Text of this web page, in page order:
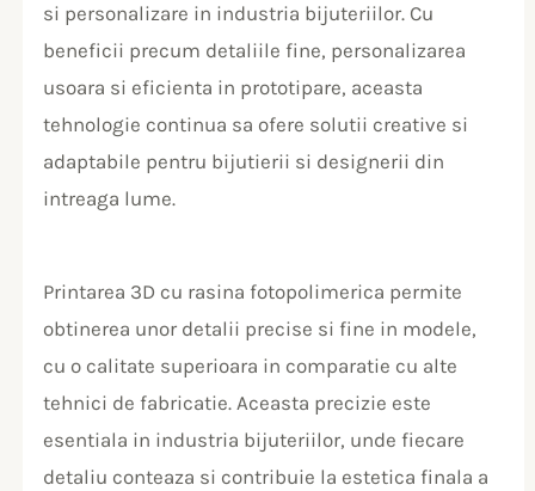
si personalizare in industria bijuteriilor. Cu
beneficii precum detaliile fine, personalizarea
usoara si eficienta in prototipare, aceasta
tehnologie continua sa ofere solutii creative si
adaptabile pentru bijutierii si designerii din
intreaga lume.
Printarea 3D cu rasina fotopolimerica permite
obtinerea unor detalii precise si fine in modele,
cu o calitate superioara in comparatie cu alte
tehnici de fabricatie. Aceasta precizie este
esentiala in industria bijuteriilor, unde fiecare
detaliu conteaza si contribuie la estetica finala a